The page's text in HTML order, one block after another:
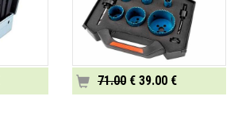
71.00 € 39.00 €